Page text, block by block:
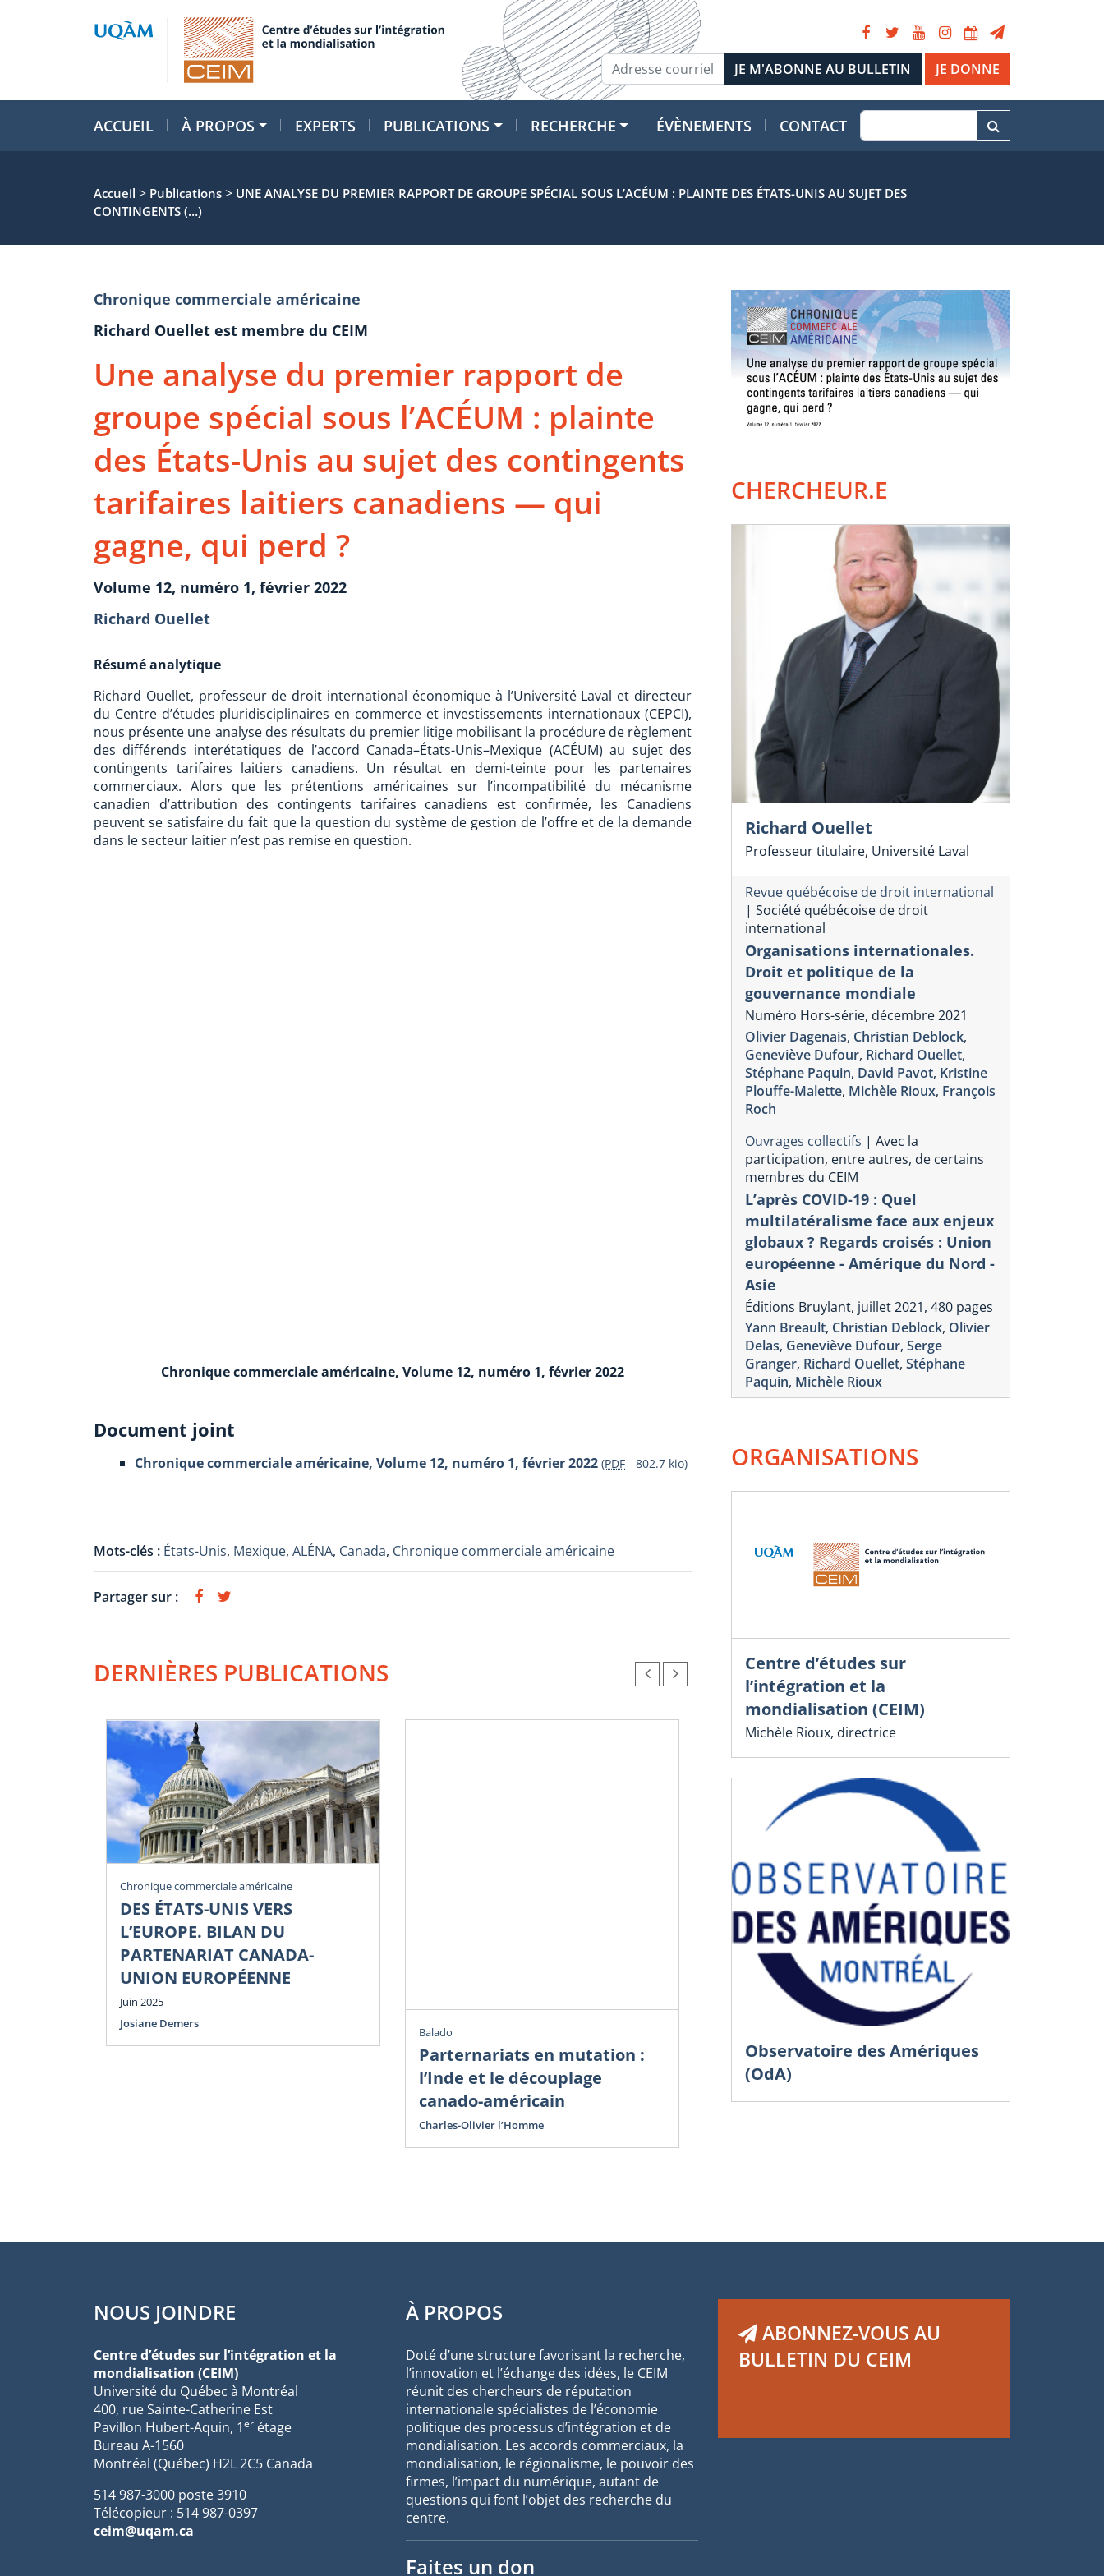
JE DONNE
ACCUEIL À PROPOS EXPERTS PUBLICATIONS RECHERCHE ÉVÈNEMENTS CONTACT
Accueil > Publications > UNE ANALYSE DU PREMIER RAPPORT DE GROUPE SPÉCIAL SOUS L’ACÉUM : PLAINTE DES ÉTATS-UNIS AU SUJET DES
CONTINGENTS (…)
Chronique commerciale américaine
Richard Ouellet est membre du CEIM
Une analyse du premier rapport de
groupe spécial sous l’ACÉUM : plainte
des États-Unis au sujet des contingents
tarifaires laitiers canadiens — qui
gagne, qui perd ?
Volume 12, numéro 1, février 2022
Richard Ouellet
Résumé analytique
Richard Ouellet, professeur de droit international économique à l’Université Laval et directeur
du Centre d’études pluridisciplinaires en commerce et investissements internationaux (CEPCI),
nous présente une analyse des résultats du premier litige mobilisant la procédure de règlement
des différends interétatiques de l’accord Canada–États-Unis–Mexique (ACÉUM) au sujet des
contingents tarifaires laitiers canadiens. Un résultat en demi-teinte pour les partenaires
commerciaux. Alors que les prétentions américaines sur l’incompatibilité du mécanisme
canadien d’attribution des contingents tarifaires canadiens est confirmée, les Canadiens
peuvent se satisfaire du fait que la question du système de gestion de l’offre et de la demande
dans le secteur laitier n’est pas remise en question.
Chronique commerciale américaine, Volume 12, numéro 1, février 2022
Document joint
Chronique commerciale américaine, Volume 12, numéro 1, février 2022 (PDF - 802.7 kio)
Mots-clés : États-Unis, Mexique, ALÉNA, Canada, Chronique commerciale américaine
Partager sur :
DERNIÈRES PUBLICATIONS
Chronique commerciale américaine
DES ÉTATS-UNIS VERS
L’EUROPE. BILAN DU
PARTENARIAT CANADA-
UNION EUROPÉENNE
Juin 2025
Josiane Demers
Balado
Parternariats en mutation :
l’Inde et le découplage
canado-américain
Charles-Olivier l’Homme
Chronique commerciale américaine
Vers un réajustement du
dollar ?
Avril 2025
Charles-Olivier l’Homme
CHERCHEUR.E
Richard Ouellet
Professeur titulaire, Université Laval
Revue québécoise de droit international
| Société québécoise de droit
international
Organisations internationales.
Droit et politique de la
gouvernance mondiale
Numéro Hors-série, décembre 2021
Olivier Dagenais, Christian Deblock,
Geneviève Dufour, Richard Ouellet,
Stéphane Paquin, David Pavot, Kristine
Plouffe-Malette, Michèle Rioux, François
Roch
Ouvrages collectifs | Avec la
participation, entre autres, de certains
membres du CEIM
L’après COVID-19 : Quel
multilatéralisme face aux enjeux
globaux ? Regards croisés : Union
européenne - Amérique du Nord -
Asie
Éditions Bruylant, juillet 2021, 480 pages
Yann Breault, Christian Deblock, Olivier
Delas, Geneviève Dufour, Serge
Granger, Richard Ouellet, Stéphane
Paquin, Michèle Rioux
ORGANISATIONS
Centre d’études sur
l’intégration et la
mondialisation (CEIM)
Michèle Rioux, directrice
Observatoire des Amériques
(OdA)
NOUS JOINDRE
Centre d’études sur l’intégration et la
mondialisation (CEIM)
Université du Québec à Montréal
400, rue Sainte-Catherine Est
Pavillon Hubert-Aquin, 1er étage
Bureau A-1560
Montréal (Québec) H2L 2C5 Canada
514 987-3000 poste 3910
Télécopieur : 514 987-0397
ceim@uqam.ca
À PROPOS
Doté d’une structure favorisant la recherche,
l’innovation et l’échange des idées, le CEIM
réunit des chercheurs de réputation
internationale spécialistes de l’économie
politique des processus d’intégration et de
mondialisation. Les accords commerciaux, la
mondialisation, le régionalisme, le pouvoir des
firmes, l’impact du numérique, autant de
questions qui font l’objet des recherche du
centre.
Faites un don
ABONNEZ-VOUS AU
BULLETIN DU CEIM